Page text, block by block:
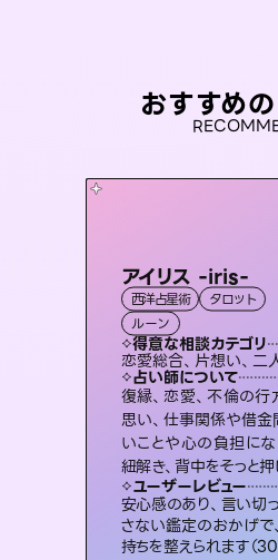
おすすめ
アイリス -iris-
西洋占星術
タロット
ルーン
得意な相談カテゴリ
恋愛総合、片想い、二
占い師について
復縁、恋愛、不倫の
思い、仕事関係や借
いことや心の負担に
紐解き、背中をそっと押
ユーザーレビュー
安心感のあり、言い切
さない鑑定のおかげ
持ちを整えられます（
桃源珠羽（とう
霊視・オーラ タロ
スピリチュアル・リーディ
得意な相談カテ
片想い、あの人の
占い師について
恋愛のお悩みの中
係」の相談を得意
恋人未満なお相手
寧に読み解き恋愛成
ユーザーレビュー
鑑定していただいて
動すると仲が復活し
とうございました
おう 霊感
霊視・オーラ
オラクルカード
得意な相談
恋愛総合、あ
占い師につ
霊視×オラクル
「未来」そして
ち」まで丁寧に
ントを優しく引
ユーザーレビ
不安な気持ち
た…！よく視え
感じました（40
未来
霊視・オーラ
スピリチュ
得意な
出逢い、
占い師に
未来には何パターンもの選択肢があります。不安で視え
ユーザーレ
職場の人の性
本当によく視
打てて前向き
彗望
スピリ
得意
片想い
占い
3,700年
占術「易
かう道筋
体的な対
ユーザー
複雑な背景
いただけま
た（50代 女
セラ
霊視・
スピリ
得意
片想い
占い
連絡再
多数。
験があ
い未来を
ユーザ
とても心温
らは何も言
しゃるんだ